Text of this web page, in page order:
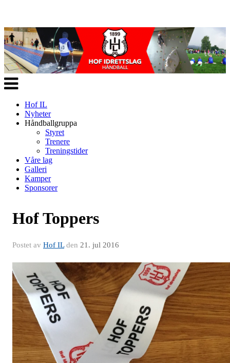
Veksle
navigasjon
Hof IL
Nyheter
Håndballgruppa
Styret
Trenere
Treningstider
Våre lag
Galleri
Kamper
Sponsorer
Hof Toppers
Postet av Hof ILden 21. jul 2016